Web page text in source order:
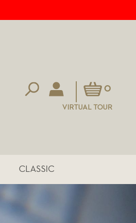
Carrello0
VIRTUAL TOUR
CLASSIC